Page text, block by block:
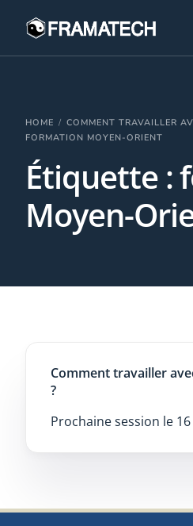
HOME
COMMENT TRAVAILLER
FORMATION MOYEN-ORIENT
Étiquette :
Moyen-
Comment travailler
?
Prochaine session le
Formations
Performance électronique
Stratégies industrielles